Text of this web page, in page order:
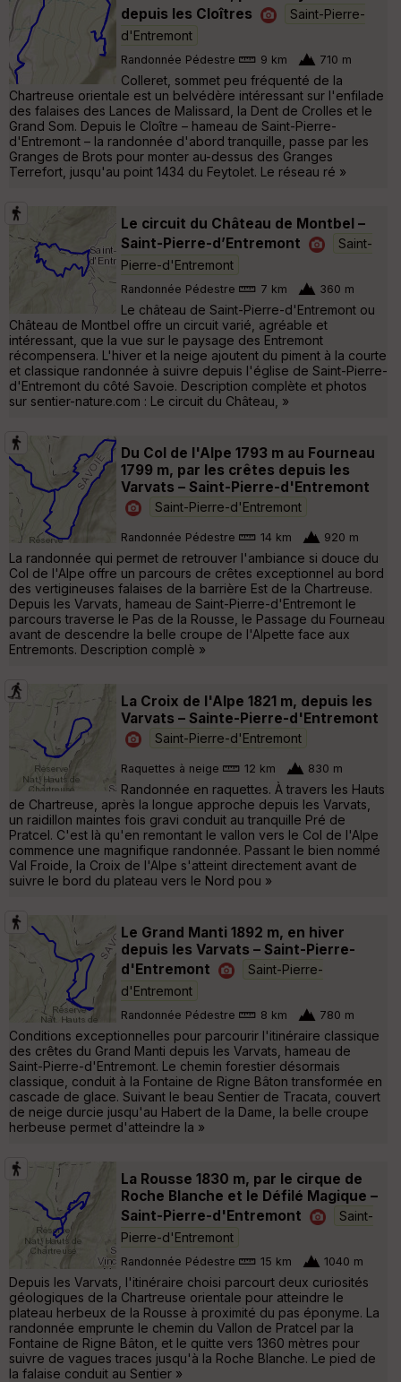
depuis les Cloîtres
Saint-Pierre-
d'Entremont
Randonnée Pédestre 9 km 710 m
Colleret, sommet peu fréquenté de la
Chartreuse orientale est un belvédère intéressant sur l'enfilade
des falaises des Lances de Malissard, la Dent de Crolles et le
Grand Som. Depuis le Cloître – hameau de Saint-Pierre-
d'Entremont – la randonnée d'abord tranquille, passe par les
Granges de Brots pour monter au-dessus des Granges
Terrefort, jusqu'au point 1434 du Feytolet. Le réseau ré »
Le circuit du Château de Montbel –
Saint-Pierre-d’Entremont
Saint-
Pierre-d'Entremont
Randonnée Pédestre 7 km 360 m
Le château de Saint-Pierre-d'Entremont ou
Château de Montbel offre un circuit varié, agréable et
intéressant, que la vue sur le paysage des Entremont
récompensera. L'hiver et la neige ajoutent du piment à la courte
et classique randonnée à suivre depuis l'église de Saint-Pierre-
d'Entremont du côté Savoie. Description complète et photos
sur sentier-nature.com : Le circuit du Château, »
Du Col de l'Alpe 1793 m au Fourneau
1799 m, par les crêtes depuis les
Varvats – Saint-Pierre-d'Entremont
Saint-Pierre-d'Entremont
Randonnée Pédestre 14 km 920 m
La randonnée qui permet de retrouver l'ambiance si douce du
Col de l'Alpe offre un parcours de crêtes exceptionnel au bord
des vertigineuses falaises de la barrière Est de la Chartreuse.
Depuis les Varvats, hameau de Saint-Pierre-d'Entremont le
parcours traverse le Pas de la Rousse, le Passage du Fourneau
avant de descendre la belle croupe de l'Alpette face aux
Entremonts. Description complè »
La Croix de l'Alpe 1821 m, depuis les
Varvats – Sainte-Pierre-d'Entremont
Saint-Pierre-d'Entremont
Raquettes à neige 12 km 830 m
Randonnée en raquettes. À travers les Hauts
de Chartreuse, après la longue approche depuis les Varvats,
un raidillon maintes fois gravi conduit au tranquille Pré de
Pratcel. C'est là qu'en remontant le vallon vers le Col de l'Alpe
commence une magnifique randonnée. Passant le bien nommé
Val Froide, la Croix de l'Alpe s'atteint directement avant de
suivre le bord du plateau vers le Nord pou »
Le Grand Manti 1892 m, en hiver
depuis les Varvats – Saint-Pierre-
d'Entremont
Saint-Pierre-
d'Entremont
Randonnée Pédestre 8 km 780 m
Conditions exceptionnelles pour parcourir l'itinéraire classique
des crêtes du Grand Manti depuis les Varvats, hameau de
Saint-Pierre-d'Entremont. Le chemin forestier désormais
classique, conduit à la Fontaine de Rigne Bâton transformée en
cascade de glace. Suivant le beau Sentier de Tracata, couvert
de neige durcie jusqu'au Habert de la Dame, la belle croupe
herbeuse permet d'atteindre la »
La Rousse 1830 m, par le cirque de
Roche Blanche et le Défilé Magique –
Saint-Pierre-d'Entremont
Saint-
Pierre-d'Entremont
Randonnée Pédestre 15 km 1040 m
Depuis les Varvats, l'itinéraire choisi parcourt deux curiosités
géologiques de la Chartreuse orientale pour atteindre le
plateau herbeux de la Rousse à proximité du pas éponyme. La
randonnée emprunte le chemin du Vallon de Pratcel par la
Fontaine de Rigne Bâton, et le quitte vers 1360 mètres pour
suivre de vagues traces jusqu'à la Roche Blanche. Le pied de
la falaise conduit au Sentier »